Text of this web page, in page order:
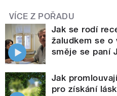
VÍCE Z POŘADU
Jak se rodí
žaludkem se o
směje se paní
Jak
pro získání